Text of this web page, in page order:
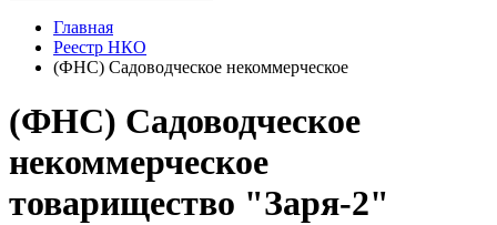
Главная
Реестр НКО
(ФНС) Садоводческое некоммерческое
(ФНС) Садоводческое
некоммерческое
товарищество "Заря-2"